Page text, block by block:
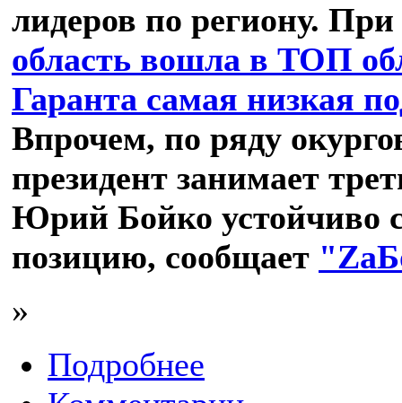
лидеров по региону.
область вошла в ТОП
Гаранта самая низкая
Впрочем, по ряду
президент занимает
Юрий Бойко устойчиво
позицию, сообщает
»
Подробнее